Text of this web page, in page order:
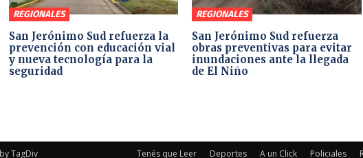
REGIONALES
San Jerónimo Sud refuerza la
prevención con educación vial
y nueva tecnología para la
seguridad
REGIONALES
San Jerónimo Sud refuerza
obras preventivas para evitar
inundaciones ante la llegada
de El Niño
Tenés que Leer Deportes A un Click Policiales
TagDiv